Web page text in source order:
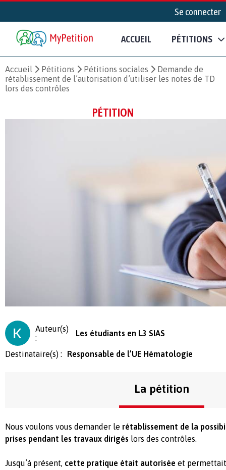
Se connecter
ACCUEIL PÉTITIONS
Accueil Pétitions Pétitions sociales
Demande de
rétablissement de l’autorisation d’utiliser les notes de TD
lors des contrôles
PÉTITION
Auteur(s)
:
Les étudiants en L3 SIAS
Destinataire(s) : Responsable de l’UE Hématologie
La pétition
Nous voulons vous demander le rétablissement de la
prises pendant les travaux dirigés lors des contrôles.
Jusqu’à présent, cette pratique était autorisée et